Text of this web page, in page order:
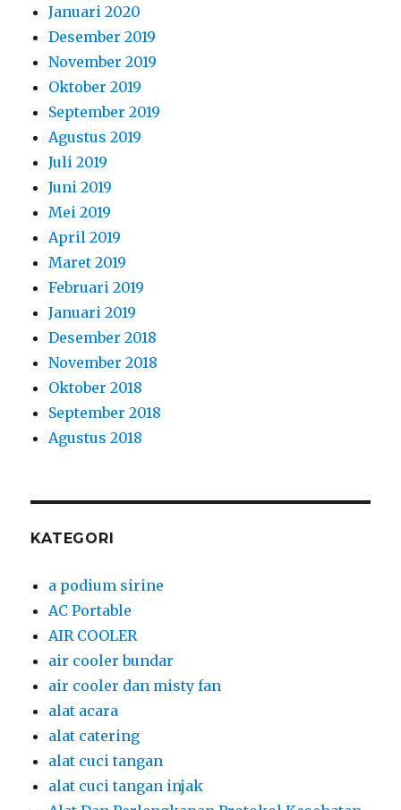
Januari 2020
Desember 2019
November 2019
Oktober 2019
September 2019
Agustus 2019
Juli 2019
Juni 2019
Mei 2019
April 2019
Maret 2019
Februari 2019
Januari 2019
Desember 2018
November 2018
Oktober 2018
September 2018
Agustus 2018
KATEGORI
a podium sirine
AC Portable
AIR COOLER
air cooler bundar
air cooler dan misty fan
alat acara
alat catering
alat cuci tangan
alat cuci tangan injak